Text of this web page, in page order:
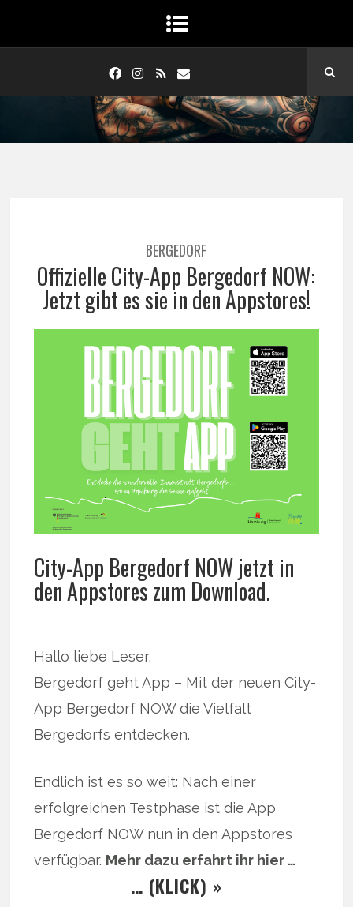
BERGEDORF
Offizielle City-App Bergedorf NOW:
Jetzt gibt es sie in den Appstores!
City-App Bergedorf NOW jetzt in
den Appstores zum Download.
Hallo liebe Leser,
Bergedorf geht App – Mit der neuen City-
App Bergedorf NOW die Vielfalt
Bergedorfs entdecken.
Endlich ist es so weit: Nach einer
erfolgreichen Testphase ist die App
Bergedorf NOW nun in den Appstores
verfügbar. Mehr dazu erfahrt ihr hier …
… (KLICK) »